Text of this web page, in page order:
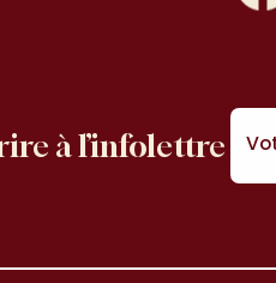
à l’infolettre